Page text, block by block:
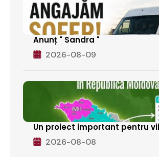
Anunț " Sandra "
2026-08-09
Un proiect important pentru
2026-08-08